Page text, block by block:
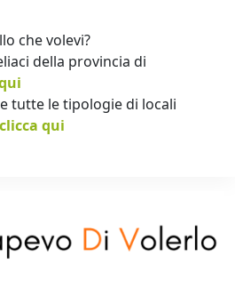
che volevi?
della provincia di
tutte le tipologie di locali
clicca qui